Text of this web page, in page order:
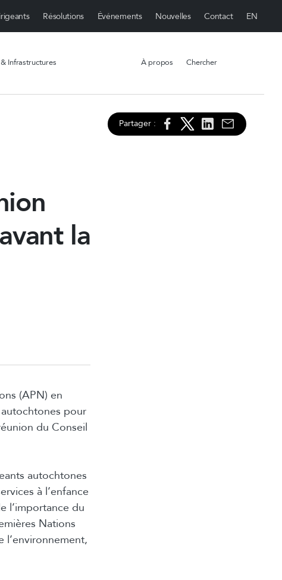
Résolutions Événements Nouvelles Contact
Infrastructures À propos Chercher
Partager :
la
(APN) en
pour
du Conseil
autochtones
à l’enfance
l’importance du
Nations
l’environnement,